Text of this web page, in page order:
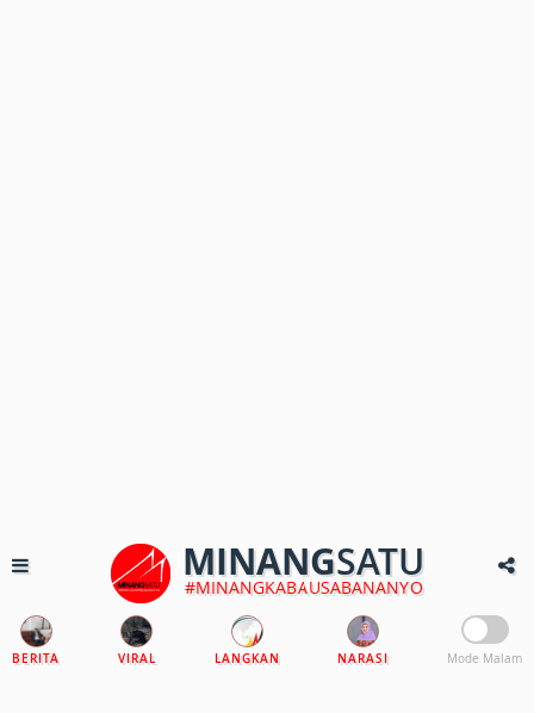
MINANGSATU
#MINANGKABAUSABANANYO
BERITA VIRAL LANGKAN NARASI Mode Malam